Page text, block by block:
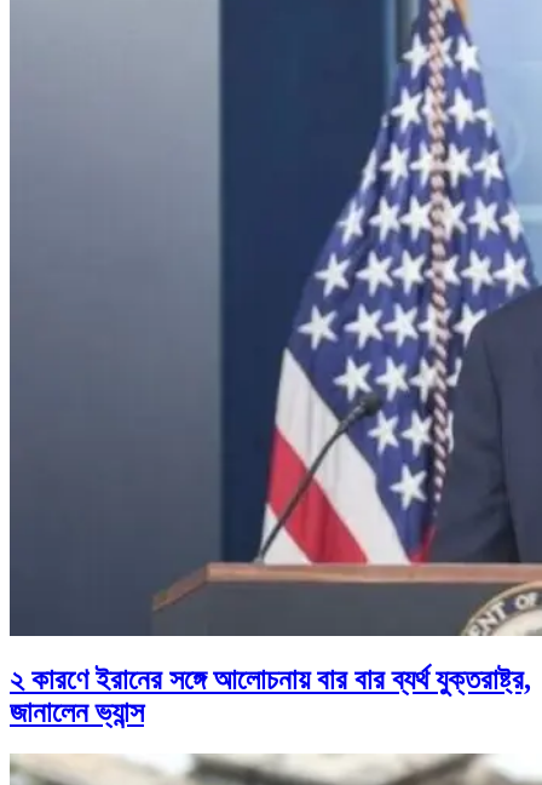
২ কারণে ইরানের সঙ্গে আলোচনায় বার বার ব্যর্থ যুক্তরাষ্ট্র,
জানালেন ভ্যান্স